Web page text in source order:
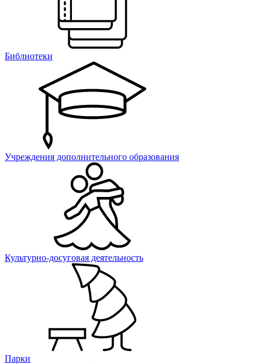
Библиотеки
Учреждения дополнительного образования
Культурно-досуговая деятельность
Парки